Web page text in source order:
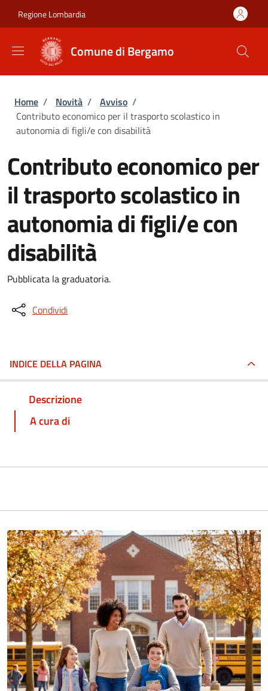
Regione Lombardia
Comune di Bergamo
Briciole di pane
Home / Novità / Avviso /
Contributo economico per il trasporto scolastico in
autonomia di figli/e con disabilità
Contributo economico per
il trasporto scolastico in
autonomia di figli/e con
disabilità
Pubblicata la graduatoria.
Condividi
INDICE DELLA PAGINA
Descrizione
A cura di